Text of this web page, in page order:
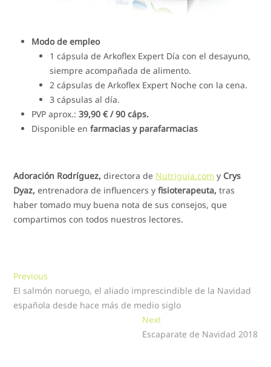
Modo de empleo
1 cápsula de Arkoflex Expert Día con el desayuno,
siempre acompañada de alimento.
2 cápsulas de Arkoflex Expert Noche con la cena.
3 cápsulas al día.
PVP aprox.:39,90 € / 90 cáps.
Disponible enfarmacias y parafarmacias
Adoración Rodríguez, directora de Nutriguia.com y Crys
Dyaz, entrenadora de influencers yfisioterapeuta, tras
haber tomado muy buena nota de sus consejos, que
compartimos con todos nuestros lectores.
Navegación
de
entradas
Previous
post:
El salmón noruego, el aliado imprescindible de la Navidad
española desde hace más de medio siglo
NextNext
post:
Escaparate de Navidad 2018